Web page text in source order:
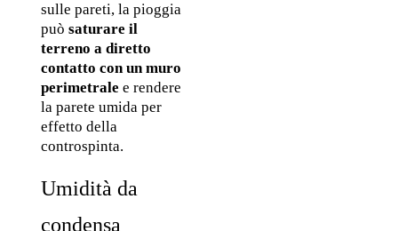
sulle pareti, la pioggia
può saturare il
terreno a diretto
contatto con un muro
perimetrale e rendere
la parete umida per
effetto della
controspinta.
Umidità da
condensa